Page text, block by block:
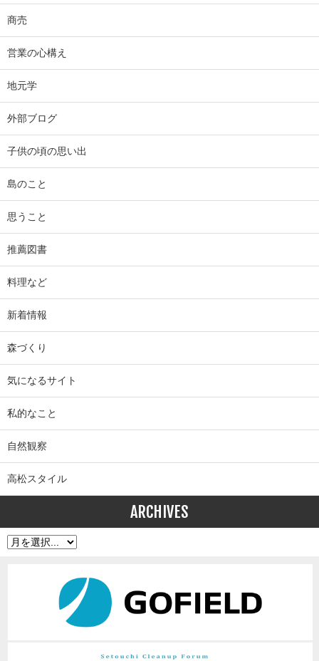
商売
営業の心構え
地元学
外部ブログ
子供の頃の思い出
島のこと
思うこと
推薦図書
料理など
新着情報
森づくり
気になるサイト
私的なこと
自然観察
高松スタイル
ARCHIVES